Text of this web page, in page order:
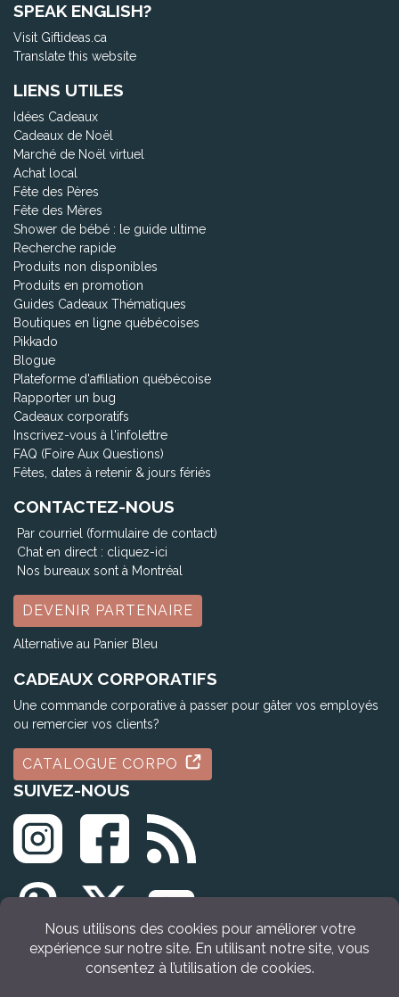
SPEAK ENGLISH?
Visit Giftideas.ca
Translate this website
LIENS UTILES
Idées Cadeaux
Cadeaux de Noël
Marché de Noël virtuel
Achat local
Fête des Pères
Fête des Mères
Shower de bébé : le guide ultime
Recherche rapide
Produits non disponibles
Produits en promotion
Guides Cadeaux Thématiques
Boutiques en ligne québécoises
Pikkado
Blogue
Plateforme d'affiliation québécoise
Rapporter un bug
Cadeaux corporatifs
Inscrivez-vous à l'infolettre
FAQ (Foire Aux Questions)
Fêtes, dates à retenir & jours fériés
CONTACTEZ-NOUS
Par courriel (formulaire de contact)
Chat en direct : cliquez-ici
Nos bureaux sont à Montréal
DEVENIR PARTENAIRE
Alternative au Panier Bleu
CADEAUX CORPORATIFS
Une commande corporative à passer pour gâter vos employés
ou remercier vos clients?
CATALOGUE CORPO
SUIVEZ-NOUS